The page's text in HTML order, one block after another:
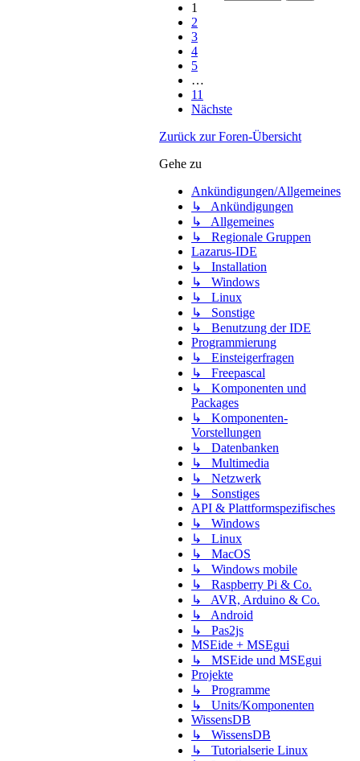
1
2
3
4
5
…
11
Nächste
Zurück zur Foren-Übersicht
Gehe zu
Ankündigungen/Allgemeines
↳ Ankündigungen
↳ Allgemeines
↳ Regionale Gruppen
Lazarus-IDE
↳ Installation
↳ Windows
↳ Linux
↳ Sonstige
↳ Benutzung der IDE
Programmierung
↳ Einsteigerfragen
↳ Freepascal
↳ Komponenten und
Packages
↳ Komponenten-
Vorstellungen
↳ Datenbanken
↳ Multimedia
↳ Netzwerk
↳ Sonstiges
API & Plattformspezifisches
↳ Windows
↳ Linux
↳ MacOS
↳ Windows mobile
↳ Raspberry Pi & Co.
↳ AVR, Arduino & Co.
↳ Android
↳ Pas2js
MSEide + MSEgui
↳ MSEide und MSEgui
Projekte
↳ Programme
↳ Units/Komponenten
WissensDB
↳ WissensDB
↳ Tutorialserie Linux